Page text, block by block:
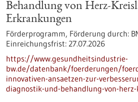
Behandlung von Herz-
Erkrankungen
Förderprogramm, Förderung durch:
Einreichungsfrist: 27.07.2026
https://www.gesundheitsindustrie-
bw.de/datenbank/foerderungen/
innovativen-ansaetzen-zur-
diagnostik-und-behandlung-von-